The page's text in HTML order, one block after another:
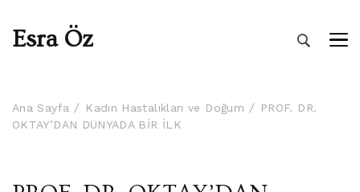
Esra Öz
Ana Sayfa Kadın Hastalıkları ve Doğum
PROF. DR.
OKTAY’DAN DÜNYADA BİR İLK